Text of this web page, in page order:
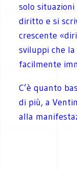
solo
diritto e si
crescente
sviluppi che
facilmente
C’è quanto
di più, a
alla